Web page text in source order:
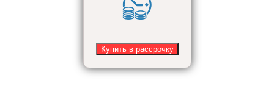
Купить в рассрочку